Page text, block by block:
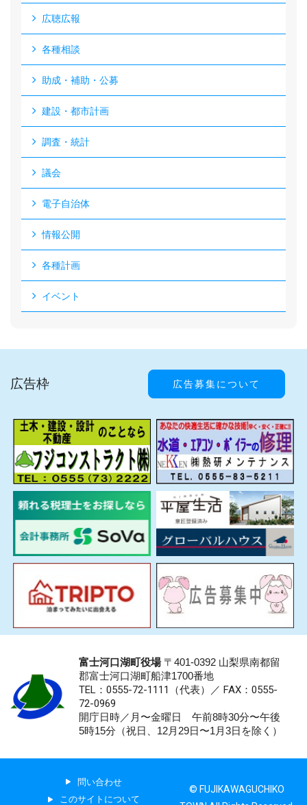
広聴広報
各種相談
助成・補助・公募
建設・都市計画
調査・統計
議会
電子自治体
情報公開
各種計画
イベント
広告枠 広告募集について
富士河口湖町役場〒401-0392 山梨県南都留
郡富士河口湖町船津1700番地
TEL：0555-72-1111 （代表）／ FAX：0555-
72-0969
開庁日時／月〜金曜日 午前8時30分〜午後
5時15分（祝日、12月29日〜1月3日を除く）
問い合わせ
このサイトについて
© FUJIKAWAGUCHIKO